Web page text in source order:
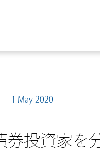
1 May 2020
券投資家を